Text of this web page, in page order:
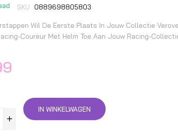
SKU 0889698805803
Wil De Eerste Plaats In Jouw Collectie
Coureur Met Helm Toe Aan Jouw Racing-
IN WINKELWAGEN